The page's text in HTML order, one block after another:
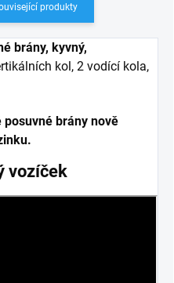
produkty
brány, kyvný,
kol, 2 vodící kola,
brány nově
vozíček